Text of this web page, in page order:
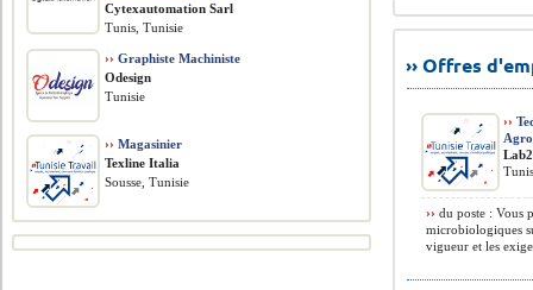
›› Offres
››
›› du poste : Vous
microbiologiques
vigueur et les
Cytexautomation Sarl
Tunis, Tunisie
›› Graphiste Machiniste
Odesign
Tunisie
›› Magasinier
Texline Italia
Sousse, Tunisie